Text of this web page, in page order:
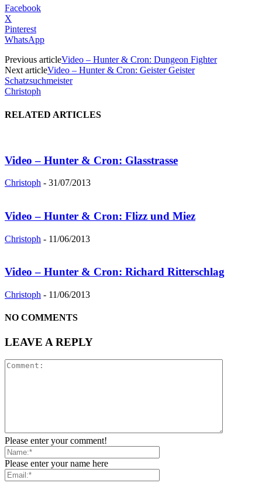
Facebook
X
Pinterest
WhatsApp
Previous articleVideo – Hunter & Cron: Dungeon Fighter
Next articleVideo – Hunter & Cron: Geister Geister
Schatzsuchmeister
Christoph
RELATED ARTICLES
Video – Hunter & Cron: Glasstrasse
Christoph - 31/07/2013
Video – Hunter & Cron: Flizz und Miez
Christoph - 11/06/2013
Video – Hunter & Cron: Richard Ritterschlag
Christoph - 11/06/2013
NO COMMENTS
LEAVE A REPLY
Please enter your comment!
Please enter your name here